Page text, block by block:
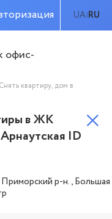
UA|RU
офис-
квартиру, дом в
в ЖК
ID
р-н., Большая